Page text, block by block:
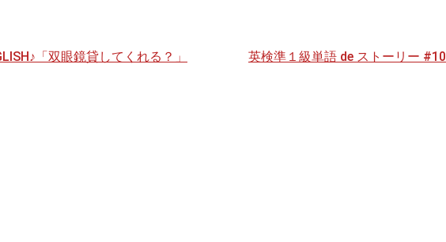
「双眼鏡貸してくれる？」 英検準１級単語 de ストーリー #10